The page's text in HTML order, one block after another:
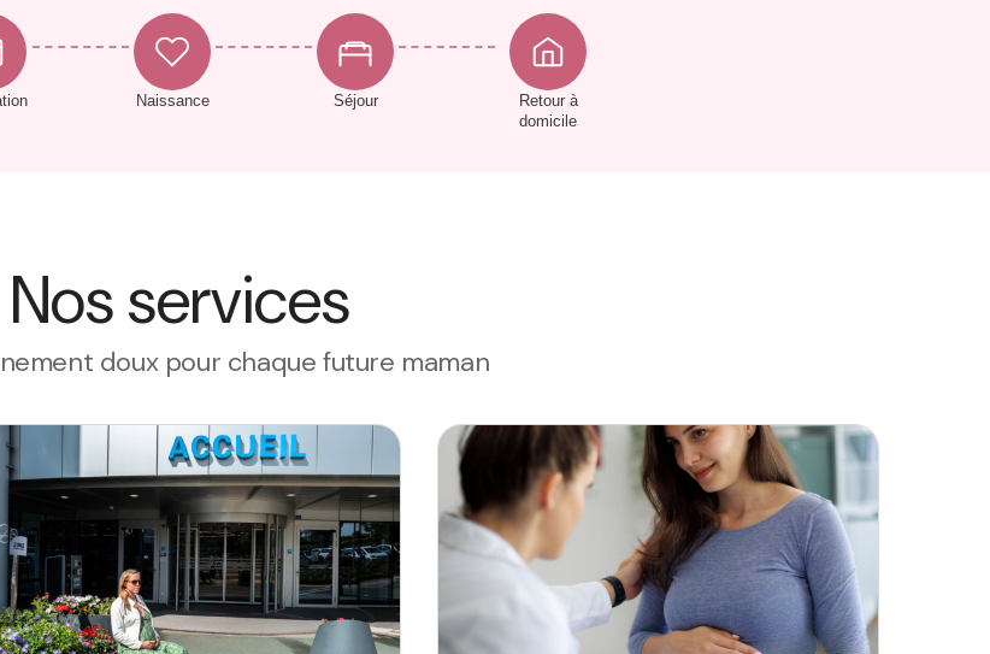
Naissance Séjour
Retour à
domicile
Nos services
doux pour chaque future maman